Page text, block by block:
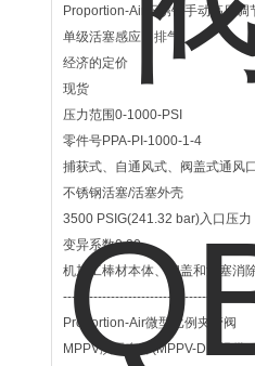
Proportion-Air不锈钢手动高压调
单级活塞感应自排气
经济的定价
现货
压力范围0-1000-PSI
零件号PPA-PI-1000-1-4
捕获式、自通风式、阀盖式通风
不锈钢活塞/活塞外壳
3500 PSIG(241.32 bar)入口压力
变异系数0.20
机加工棒材本体、阀盖和活塞消
-----------------------------------------
Proportion-Air微型比例夹管阀
MPPV演示套件(MPPV-DK)提供